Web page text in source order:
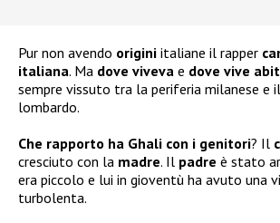
Pur non avendo origini italiane il rapper
italiana. Ma dove viveva e dove vive
sempre vissuto tra la periferia milanese e
lombardo.
Che rapporto ha Ghali con i genitori? Il
cresciuto con la madre. Il padre è stato
era piccolo e lui in gioventù ha avuto una
turbolenta.